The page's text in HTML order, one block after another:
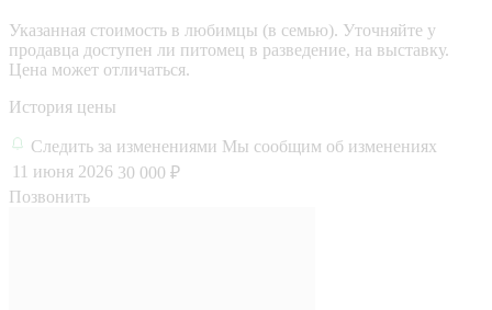
Указанная стоимость в любимцы (в семью). Уточняйте у
продавца доступен ли питомец в разведение, на выставку.
Цена может отличаться.
История цены
Следить за изменениями Мы сообщим об изменениях
11 июня 2026 30 000 ₽
Позвонить